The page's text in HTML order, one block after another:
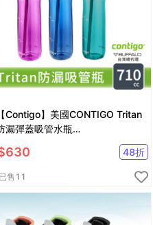
【Contigo】美國CONTIGO Tritan
漏彈蓋吸管水瓶
710ccAshland(冷水瓶/運動水壺)
630 48折
已售 11